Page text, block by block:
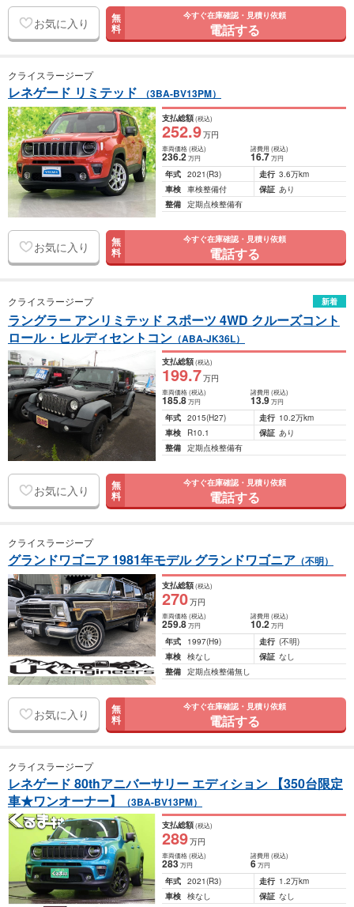
お気に入り 無
料
今すぐ在庫確認・見積り依頼
電話する
クライスラージープ
レネゲード リミテッド （3BA-BV13PM）
支払総額(税込)
252.9万円
車両価格(税込)
236.2万円
諸費用 (税込)
16.7 万円
年式 2021(R3) 走行 3.6万km
車検 車検整備付 保証 あり
整備 定期点検整備有
お気に入り 無
料
今すぐ在庫確認・見積り依頼
電話する
クライスラージープ 新着
ラングラー アンリミテッド スポーツ 4WD クルーズコント
ロール・ヒルディセントコン （ABA-JK36L）
支払総額(税込)
199.7万円
車両価格(税込)
185.8万円
諸費用 (税込)
13.9 万円
年式 2015(H27) 走行 10.2万km
車検
R10.1 保証 あり
整備 定期点検整備有
お気に入り 無
料
今すぐ在庫確認・見積り依頼
電話する
クライスラージープ
グランドワゴニア 1981年モデル グランドワゴニア （不明）
支払総額(税込)
270万円
車両価格(税込)
259.8万円
諸費用 (税込)
10.2 万円
年式 1997(H9) 走行 (不明)
車検 検なし 保証 なし
整備 定期点検整備無し
お気に入り 無
料
今すぐ在庫確認・見積り依頼
電話する
クライスラージープ
レネゲード 80thアニバーサリー エディション 【350台限定
車★ワンオーナー】
（3BA-BV13PM）
支払総額(税込)
289万円
車両価格(税込)
283万円
諸費用 (税込)
6 万円
年式 2021(R3) 走行 1.2万km
車検 検なし 保証 なし